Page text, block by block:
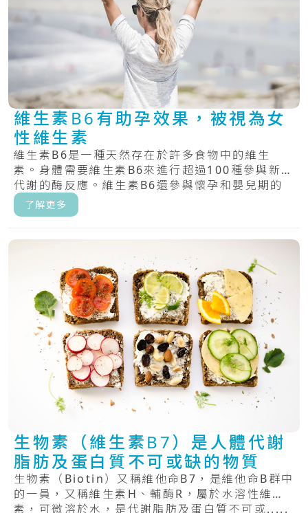
維生素B6有助孕效果，被視為女
性維生素
維生素B6是一種天然存在於許多食物中的維生
素。身體需要維生素B6來進行超過100種參與新陳
代謝的酶反應。維生素B6還參與懷孕和嬰兒期的
大.....
了解更多
生物素（維生素B7）是人體代謝
脂肪及蛋白質不可或缺的物質
生物素（Biotin）又稱維他命B7，是維他命B群中
的一員，又稱維生素H、輔酶R，屬於水溶性維生
素，可微溶於水，是代謝脂肪及蛋白質不可或.....